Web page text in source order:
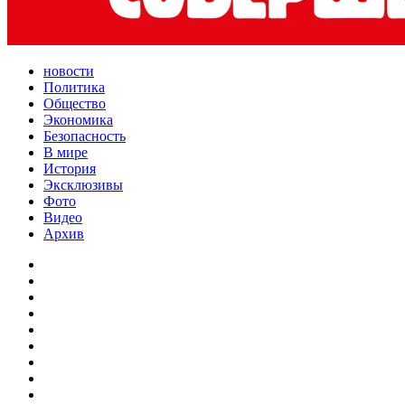
новости
Политика
Общество
Экономика
Безопасность
В мире
История
Эксклюзивы
Фото
Видео
Архив